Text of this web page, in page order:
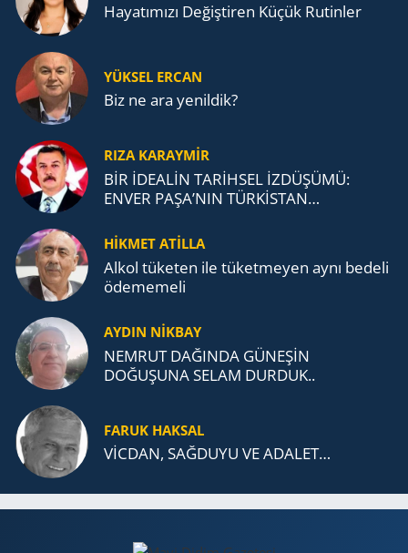
Ha­ya­tı­mı­zı De­ğiş­ti­ren Küçük Ru­tin­ler
YÜKSEL ERCAN
Biz ne ara yenildik?
RIZA KARAYMIR
BİR İDEALİN TARİHSEL İZDÜŞÜMÜ:
ENVER PAŞA’NIN TÜRKİSTAN
TEŞKİLATI’NA UZANAN MİRASI
HİKMET ATİLLA
Alkol tü­ke­ten ile tü­ket­me­yen aynı be­de­li
öde­me­me­li
AYDIN NİKBAY
NEMRUT DAĞINDA GÜNEŞİN
DOĞUŞUNA SELAM DURDUK..
FARUK HAKSAL
VİCDAN, SAĞ­DU­YU VE ADA­LET…